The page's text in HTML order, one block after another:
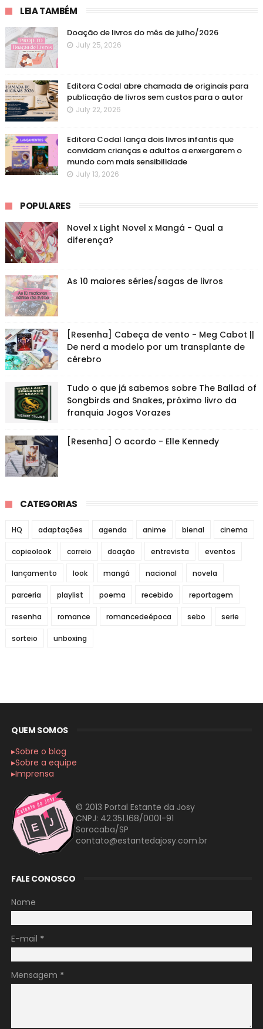
LEIA TAMBÉM
Doação de livros do mês de julho/2026
July 25, 2026
Editora Codal abre chamada de originais para
publicação de livros sem custos para o autor
July 22, 2026
Editora Codal lança dois livros infantis que
convidam crianças e adultos a enxergarem o
mundo com mais sensibilidade
July 13, 2026
POPULARES
Novel x Light Novel x Mangá - Qual a
diferença?
As 10 maiores séries/sagas de livros
[Resenha] Cabeça de vento - Meg Cabot ||
De nerd a modelo por um transplante de
cérebro
Tudo o que já sabemos sobre The Ballad of
Songbirds and Snakes, próximo livro da
franquia Jogos Vorazes
[Resenha] O acordo - Elle Kennedy
CATEGORIAS
HQ adaptações agenda anime bienal cinema
copieolook correio doação entrevista eventos
lançamento look mangá nacional novela
parceria playlist poema recebido reportagem
resenha romance romancedeépoca sebo serie
sorteio unboxing
QUEM SOMOS
▸Sobre o blog
▸Sobre a equipe
▸Imprensa
© 2013 Portal Estante da Josy
CNPJ: 42.351.168/0001-91
Sorocaba/SP
contato@estantedajosy.com.br
FALE CONOSCO
Nome
E-mail *
Mensagem *